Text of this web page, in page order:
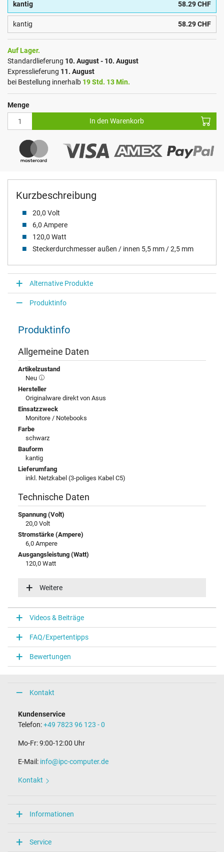
Kurzbeschreibung
20,0 Volt
6,0 Ampere
120,0 Watt
Steckerdurchmesser außen / innen 5,5 mm / 2,5 mm
kantig 58.29 CHF
kantig 58.29 CHF
Auf Lager.
Standardlieferung 10. August - 10. August
Expresslieferung 11. August
bei Bestellung innerhalb 19 Std. 13 Min.
Menge
In den Warenkorb
Alternative Produkte
Produktinfo
Produktinfo
Allgemeine Daten
Artikelzustand
Neu
Hersteller
Originalware direkt von Asus
Einsatzzweck
Monitore / Notebooks
Farbe
schwarz
Bauform
kantig
Lieferumfang
inkl. Netzkabel (3-poliges Kabel C5)
Technische Daten
Spannung (Volt)
20,0 Volt
Stromstärke (Ampere)
6,0 Ampere
Ausgangsleistung (Watt)
120,0 Watt
20V / 6A / 120,0W
Energieeffizienz
Notebook Stecker
Steckertyp / -form
rund / 90° abgewinkelt
11,0 mm
Stift im Stecker
Nein
Länge Anschlusskabel (m) (ca.)
Länge / Breite / Höhe
Weitere Daten
Ja
Weitere
Videos & Beiträge
FAQ/Expertentipps
Bewertungen
Kontakt
Kundenservice
Telefon:+49 7823 96 123 - 0
Mo-Fr: 9:00-12:00 Uhr
E-Mail: info@ipc-computer.de
Kontakt
Informationen
Service